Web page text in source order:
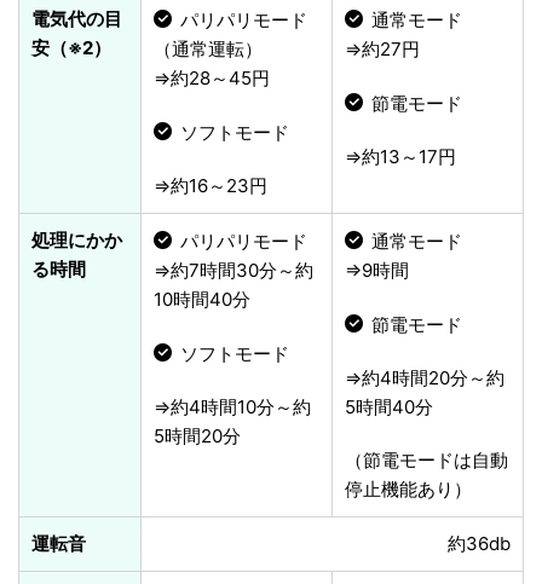
電気代の目
安（※2）
パリパリモード
（通常運転）
⇒約28～45円
ソフトモード
⇒約16～23円
通常モード
⇒約27円
節電モード
⇒約13～17円
処理にかか
る時間
パリパリモード
⇒約7時間30分～約
10時間40分
ソフトモード
⇒約4時間10分～約
5時間20分
通常モード
⇒9時間
節電モード
⇒約4時間20分～約
5時間40分
（節電モードは自動
停止機能あり）
運転音 約36db